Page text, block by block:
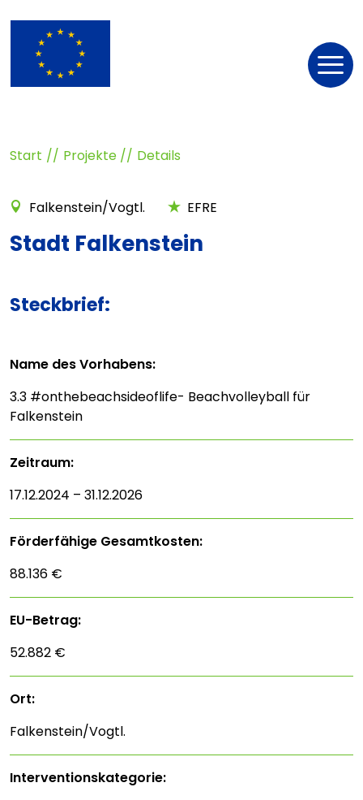
Start Projekte Details
Falkenstein/Vogtl. EFRE
Stadt Falkenstein
Steckbrief:
Name des Vorhabens:
3.3 #onthebeachsideoflife- Beachvolleyball für
Falkenstein
Zeitraum:
17.12.2024 – 31.12.2026
Förderfähige Gesamtkosten:
88.136 €
EU-Betrag:
52.882 €
Ort:
Falkenstein/Vogtl.
Interventions­kategorie: